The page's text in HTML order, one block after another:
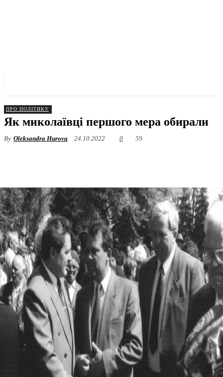
ПРО ПОЛІТИКУ
Як миколаївці першого мера обирали
By Oleksandra Hurova 24.10.2022 0 59